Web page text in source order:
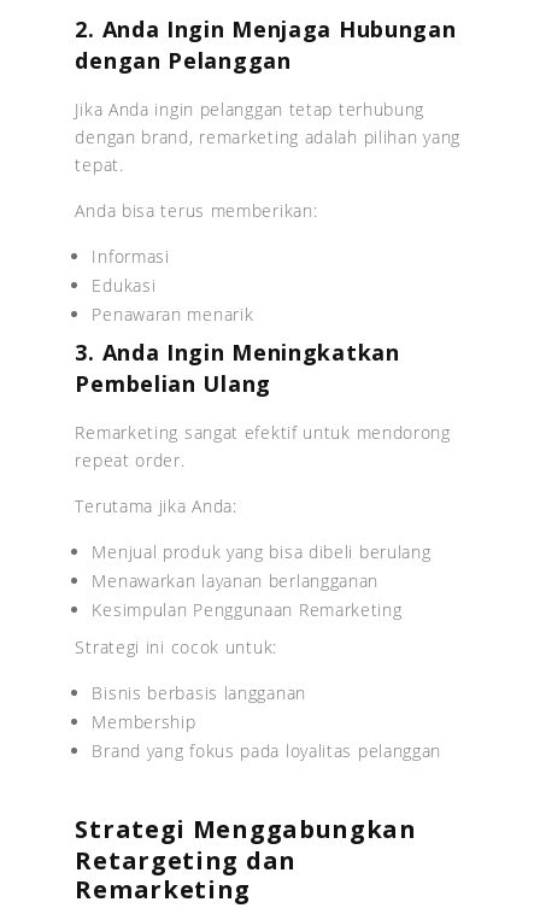
2. Anda Ingin Menjaga Hubungan
dengan Pelanggan
Jika Anda ingin pelanggan tetap terhubung
dengan brand, remarketing adalah pilihan yang
tepat.
Anda bisa terus memberikan:
Informasi
Edukasi
Penawaran menarik
3. Anda Ingin Meningkatkan
Pembelian Ulang
Remarketing sangat efektif untuk mendorong
repeat order.
Terutama jika Anda:
Menjual produk yang bisa dibeli berulang
Menawarkan layanan berlangganan
Kesimpulan Penggunaan Remarketing
Strategi ini cocok untuk:
Bisnis berbasis langganan
Membership
Brand yang fokus pada loyalitas pelanggan
Strategi Menggabungkan
Retargeting dan
Remarketing